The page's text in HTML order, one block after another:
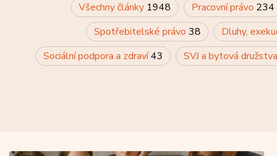
Všechny články 1948 Pracovní právo 234
Spotřebitelské právo 38 Dluhy,
Sociální podpora a zdraví43 SVJ a bytová družstva